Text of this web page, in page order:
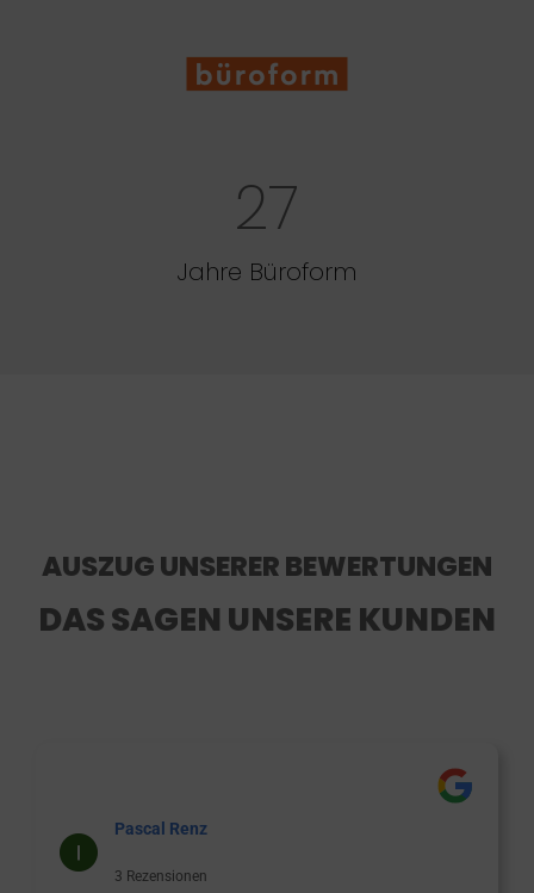
27
Jahre Büroform
AUSZUG UNSERER BEWERTUNGEN
DAS SAGEN UNSERE KUNDEN
Pascal Renz
3 Rezensionen